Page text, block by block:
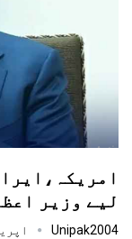
لیے وزیر
Unipak2004 اپریل 8,